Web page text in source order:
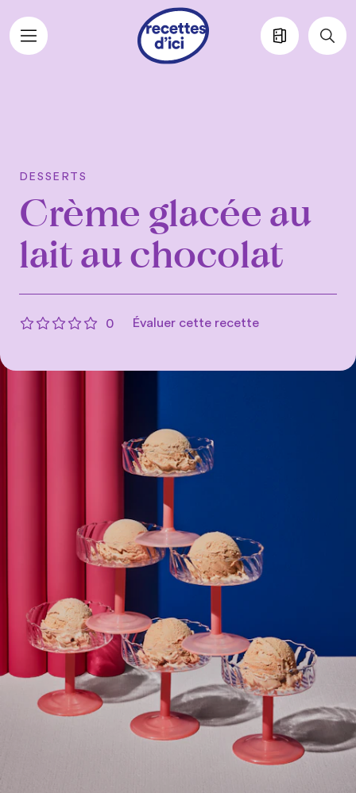
Aller au contenu principal
DESSERTS
Crème glacée au
lait au chocolat
0 Évaluer cette recette